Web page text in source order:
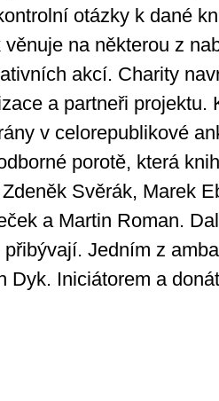
otázky k dané
věnuje na některou z
akcí. Charity
a partneři projektu.
v celorepublikové
porotě, která
Svěrák, Marek
a Martin Roman.
Jedním z
Dyk. Iniciátorem a